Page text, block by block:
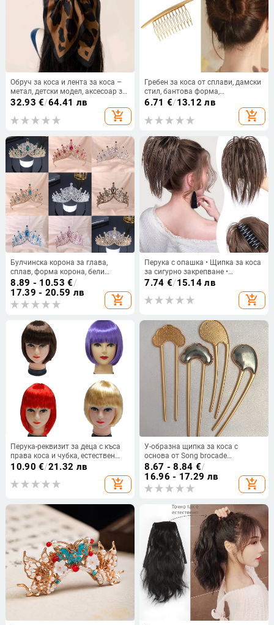
Обруч за коса и лента за коса –
метал, детски модел, аксесоар за
глава, пролет 2025
32.93 €/64.41 лв
add_shopping_cart
Гребен за коса от сплави, дамски
стил, бантова форма,
електроплакиран, възможност за
6.71 €/13.12 лв
add_shopping_cart
Булчинска корона за глава,
сплав, форма корона, бели
кристали, електроплатиране,
женски стил
8.89 - 10.53 €/
17.39 - 20.59 лв
add_shopping_cart
Перука с опашка • Щипка за коса
за сигурно закрепване •
Водопадна права опашка •
нишка • Машинно- и ръчно
изработена • не подлежи на
7.74 €/15.14 лв
add_shopping_cart
Перука-реквизит за деца с къса
права коса и чубка, естествен
стил, коса K-wire/P-wire,
механичен процес, подходяща за
деца
10.90 €/21.32 лв
add_shopping_cart
У-образна щипка за коса с
основа от Song brocade
patchwork — ръчна изработка,
детски етно стил
8.67 - 8.84 €/
16.96 - 17.29 лв
add_shopping_cart